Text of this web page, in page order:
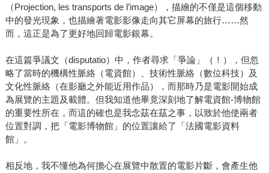
（Projection, les transports de l’image），描繪的不僅是這個移動
中的發光現象，也描繪著電影影像走向其它屏幕的旅行……然
而，這正是為了更好地回歸電影銀幕。
在這篇爭議文（disputatio）中，作者尋求「爭論」（！），但忽
略了當時的機構性脈絡（電資館）、技術性脈絡（數位科技）及
文化性脈絡（在影廳之外能近用作品），而那時乃是電影開始成
為展覽的主題及載體。但我知道他畢竟深刻地了解電資館-博物館
的重要性所在，而這的確也是我念茲在茲之事，以致於他使兩者
位置對調，把「電影博物館」的位置讓給了「法國電影資料
館」。
相反地，我不懂他為何擔心在展覽中散置的電影片斷，會產生他